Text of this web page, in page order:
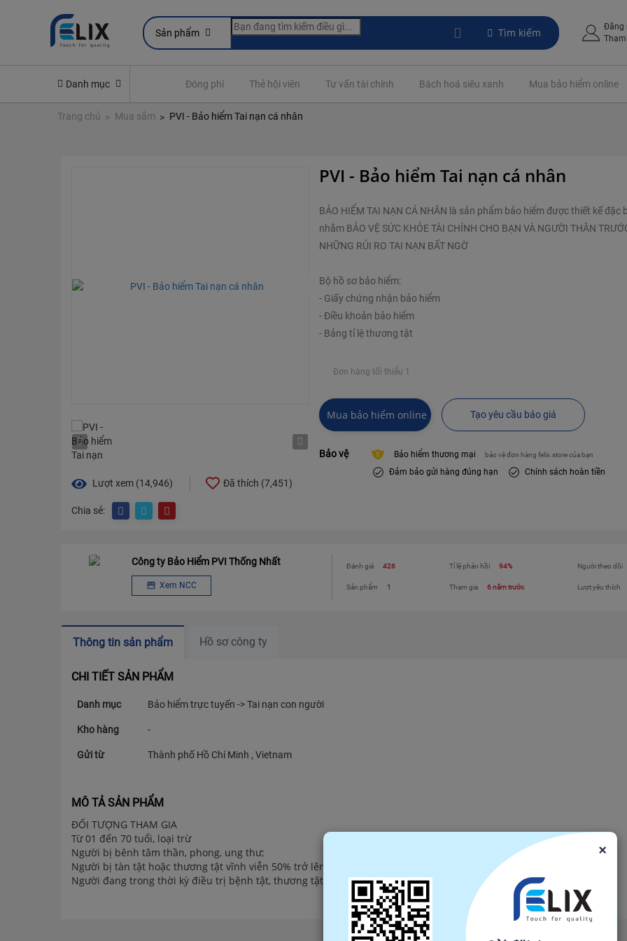
Sản phẩm Tìm kiếm
Đăng
Danh mục
Yêu cầu quyền lợi bảo hiểm Đóng phí Thẻ hội viên Tư vấn tài chính Bách hoá siêu xanh Mua bảo hiểm online
Trang chủ Mua sắm PVI - Bảo hiểm Tai nạn cá nhân
Lượt xem (14,946) Đã thích (7,451)
Chia sẻ:
PVI - Bảo hiểm Tai nạn cá nhân
BẢO HIỂM TAI NẠN CÁ NHÂN là sản phẩm bảo hiểm được thiết kế đặc
nhằm BẢO VỆ SỨC KHỎE TÀI CHÍNH CHO BẠN VÀ NGƯỜI THÂN
NHỮNG RỦI RO TAI NẠN BẤT NGỜ
Bộ hồ sơ bảo hiểm:
- Giấy chứng nhận bảo hiểm
- Điều khoản bảo hiểm
- Bảng tỉ lệ thương tật
Đơn hàng tối thiểu 1
Mua bảo hiểm online Tạo yêu cầu báo giá
Bảo vệ Bảo hiểm thương mại bảo vệ đơn hàng felix.store của bạn
Đảm bảo gửi hàng đúng hạn Chính sách hoàn tiền
Công ty Bảo Hiểm PVI Thống Nhất
Xem NCC
Đánh giá 426
Sản phẩm 1
Tỉ lệ phản hồi 94%
Tham gia 6 năm trước
Người theo dõi
Lượt yêu thích
Thông tin sản phẩm Hồ sơ công ty
CHI TIẾT SẢN PHẨM
Danh mục Bảo hiểm trực tuyến -> Tai nạn con người
Kho hàng -
Gửi từ Thành phố Hồ Chí Minh , Vietnam
MÔ TẢ SẢN PHẨM
ĐỐI TƯỢNG THAM GIA
Từ 01 đến 70 tuổi, loại trừ
Người bị bênh tâm thần, phong, ung thư;
Người bị tàn tật hoặc thương tật vĩnh viễn 50% trở lên;
Người đang trong thời kỳ điều trị bệnh tật, thương tật;
Đọc tiếp
×